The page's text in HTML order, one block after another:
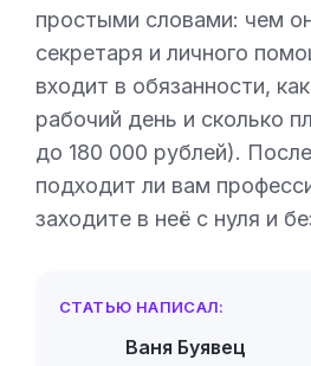
простыми словами: чем
секретаря и личного
входит в обязанности,
рабочий день и сколько
до 180 000 рублей).
подходит ли вам
заходите в неё с нуля и
СТАТЬЮ НАПИСАЛ:
Ваня Буявец